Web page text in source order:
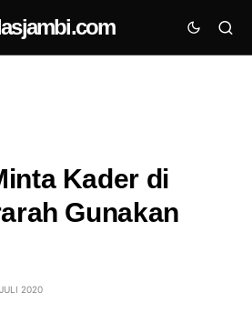
Kader di
Gunakan
2020